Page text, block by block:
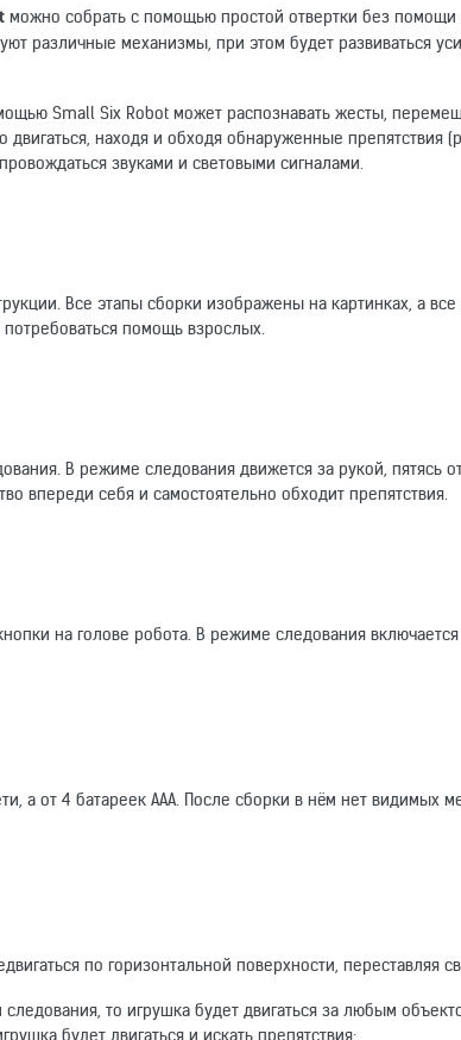
можно собрать с помощью простой отвертки без помощи
различные механизмы, при этом будет развиваться
Small Six Robot может распознавать жесты,
находя и обходя обнаруженные препятствия
звуками и световыми сигналами.
Все этапы сборки изображены на картинках, а все
помощь взрослых.
В режиме следования движется за рукой, пятясь
впереди себя и самостоятельно обходит препятствия.
на голове робота. В режиме следования включается
а от 4 батареек ААА. После сборки в нём нет видимых
по горизонтальной поверхности, переставляя
то игрушка будет двигаться за любым
будет двигаться и искать препятствия;